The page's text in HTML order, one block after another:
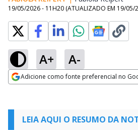
19/05/2026 - 11H20 (ATUALIZADO EM 19/05/
A+ A-
Adicione como fonte preferencial no
LEIA AQUI O RESUMO DA